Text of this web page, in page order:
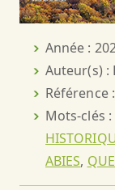
Année :
Auteur(s) :
Référence
Mots-clés :
ABIES,